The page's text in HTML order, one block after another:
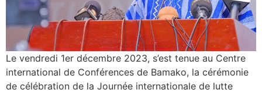
Le vendredi 1er décembre 2023, s’est tenue au Centre
international de Conférences de Bamako, la cérémonie
de célébration de la Journée internationale de lutte